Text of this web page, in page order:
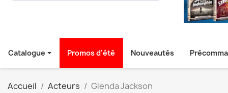
Catalogue Promos d'été Nouveautés
Accueil Acteurs Glenda Jackson